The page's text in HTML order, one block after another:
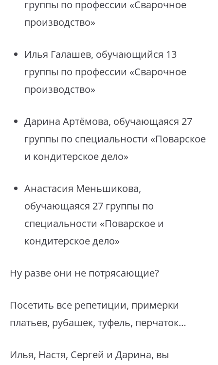
группы по профессии «Сварочное
производство»
Илья Галашев, обучающийся 13
группы по профессии «Сварочное
производство»
Дарина Артёмова, обучающаяся 27
группы по специальности «Поварское
и кондитерское дело»
Анастасия Меньшикова,
обучающаяся 27 группы по
специальности «Поварское и
кондитерское дело»
Ну разве они не потрясающие?
Посетить все репетиции, примерки
платьев, рубашек, туфель, перчаток…
Илья, Настя, Сергей и Дарина, вы